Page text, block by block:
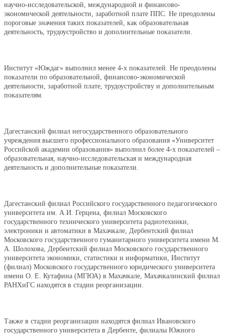
научно-исследовательской, международной и финансово-
экономической деятельности, заработной плате ППС. Не преодолены
пороговые значения таких показателей, как образовательная
деятельность, трудоустройство и дополнительные показатели.
Институт «Юждаг» выполнил менее 4-х показателей. Не преодолены
показатели по образовательной, финансово-экономической
деятельности, заработной плате, трудоустройству и дополнительным
показателям.
Дагестанский филиал негосударственного образовательного
учреждения высшего профессионального образования «Университет
Российской академии образования» выполнил более 4-х показателей –
образовательная, научно-исследовательская и международная
деятельность и дополнительные показатели.
Дагестанский филиал Российского государственного педагогического
университета им. А.И. Герцена, филиал Московского
государственного технического университета радиотехники,
электроники и автоматики в Махачкале, Дербентский филиал
Московского государственного гуманитарного университета имени М.
А. Шолохова, Дербентский филиал Московского государственного
университета экономики, статистики и информатики, Институт
(филиал) Московского государственного юридического университета
имени О. Е. Кутафина (МГЮА) в Махачкале, Махачкалинский филиал
РАНХиГС находятся в стадии реорганизации.
Также в стадии реорганизации находятся филиал Ивановского
государственного университета в Дербенте, филиалы Южного